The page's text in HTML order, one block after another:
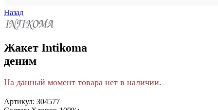
Назад
Жакет Intikoma
деним
На данный момент товара нет в наличии.
Артикул: 304577